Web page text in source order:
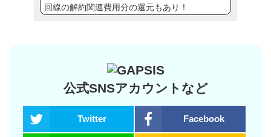
回線の解約関連費用分の還元もあり！
公式SNSアカウントなど
Twitter Facebook